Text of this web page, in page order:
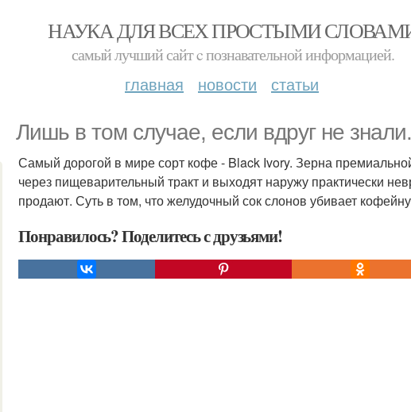
НАУКА ДЛЯ ВСЕХ ПРОСТЫМИ
самый лучший сайт c познавательной информацией.
главная новости статьи
Лишь в том случае, если вдруг не знали.
Самый дорогой в мире сорт кофе - Black Ivory. Зерна
через пищеварительный тракт и выходят наружу практически
продают. Суть в том, что желудочный сок слонов убивает
Понравилось? Поделитесь с друзьями!